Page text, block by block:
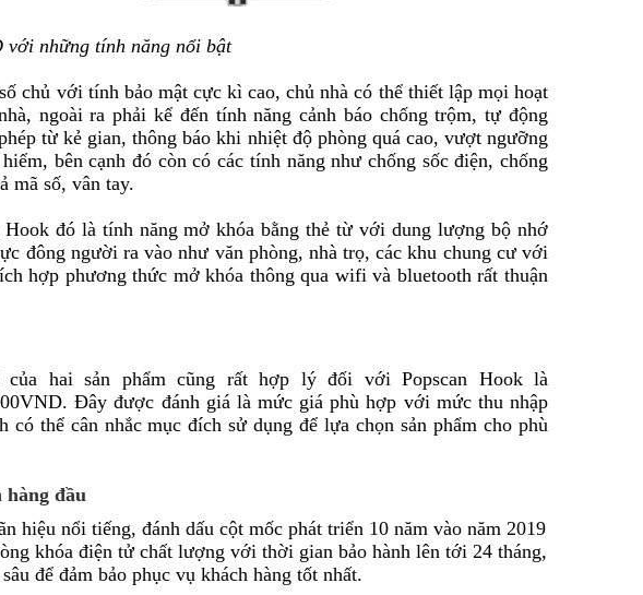
với những tính năng nổi bật
chủ với tính bảo mật cực kì cao, chủ nhà có thể thiết lập mọi hoạt
ngoài ra phải kể đến tính năng cảnh báo chống trộm, tự động
từ kẻ gian, thông báo khi nhiệt độ phòng quá cao, vượt ngưỡng
bên cạnh đó còn có các tính năng như chống sốc điện, chống
mã số, vân tay.
đó là tính năng mở khóa bằng thẻ từ với dung lượng bộ nhớ
đông người ra vào như văn phòng, nhà trọ, các khu chung cư với
hợp phương thức mở khóa thông qua wifi và bluetooth rất thuận
hai sản phẩm cũng rất hợp lý đối với Popscan Hook là
Đây được đánh giá là mức giá phù hợp với mức thu nhập
thể cân nhắc mục đích sử dụng để lựa chọn sản phẩm cho phù
đầu
hiệu nổi tiếng, đánh dấu cột mốc phát triển 10 năm vào năm 2019
khóa điện tử chất lượng với thời gian bảo hành lên tới 24 tháng,
để đảm bảo phục vụ khách hàng tốt nhất.